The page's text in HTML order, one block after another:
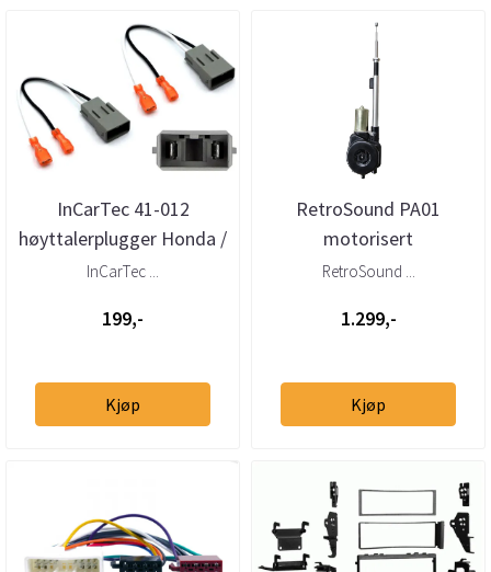
InCarTec 41-012
høyttalerplugger Honda /
Acura
InCarTec ...
199,-
Kjøp
RetroSound PA01
motorisert
teleskopantenne
RetroSound ...
1.299,-
Kjøp